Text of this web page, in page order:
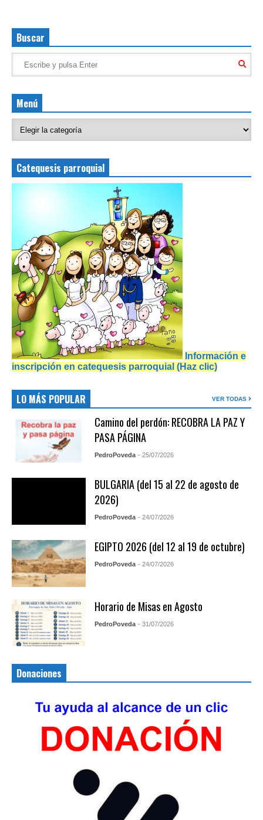
Buscar
Menú
Catequesis parroquial
Información e
inscripción en catequesis parroquial (Haz clic)
LO MÁS POPULAR VER TODAS
Camino del perdón: RECOBRA LA PAZ Y
PASA PÁGINA
PedroPoveda - 25/07/2026
BULGARIA (del 15 al 22 de agosto de
2026)
PedroPoveda - 24/07/2026
EGIPTO 2026 (del 12 al 19 de octubre)
PedroPoveda - 24/07/2026
Horario de Misas en Agosto
PedroPoveda - 31/07/2026
Donaciones